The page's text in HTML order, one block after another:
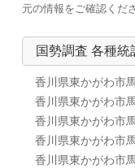
元の情報をご確認くだ
国勢調査 各種統
香川県東かがわ市
香川県東かがわ市
香川県東かがわ市
香川県東かがわ市
香川県東かがわ市